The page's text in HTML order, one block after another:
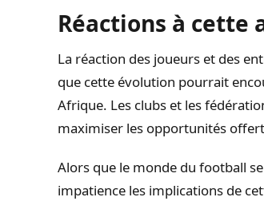
Réactions à cette
La réaction des joueurs et des
que cette évolution pourrait
Afrique. Les clubs et les
maximiser les opportunités
Alors que le monde du football
impatience les implications de